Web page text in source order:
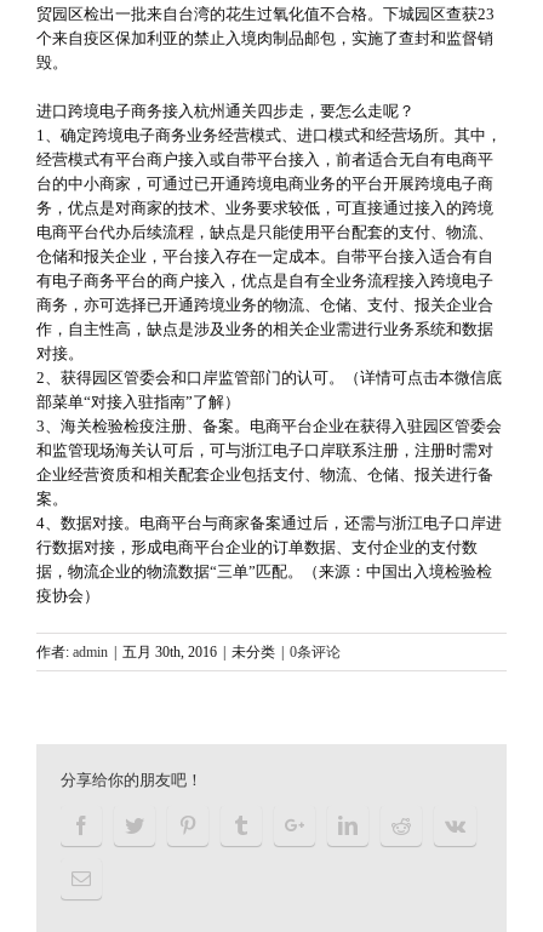
贸园区检出一批来自台湾的花生过氧化值不合格。下城园区查获23
个来自疫区保加利亚的禁止入境肉制品邮包，实施了查封和监督销
毁。
进口跨境电子商务接入杭州通关四步走，要怎么走呢？
1、确定跨境电子商务业务经营模式、进口模式和经营场所。其中，
经营模式有平台商户接入或自带平台接入，前者适合无自有电商平
台的中小商家，可通过已开通跨境电商业务的平台开展跨境电子商
务，优点是对商家的技术、业务要求较低，可直接通过接入的跨境
电商平台代办后续流程，缺点是只能使用平台配套的支付、物流、
仓储和报关企业，平台接入存在一定成本。自带平台接入适合有自
有电子商务平台的商户接入，优点是自有全业务流程接入跨境电子
商务，亦可选择已开通跨境业务的物流、仓储、支付、报关企业合
作，自主性高，缺点是涉及业务的相关企业需进行业务系统和数据
对接。
2、获得园区管委会和口岸监管部门的认可。（详情可点击本微信底
部菜单“对接入驻指南”了解）
3、海关检验检疫注册、备案。电商平台企业在获得入驻园区管委会
和监管现场海关认可后，可与浙江电子口岸联系注册，注册时需对
企业经营资质和相关配套企业包括支付、物流、仓储、报关进行备
案。
4、数据对接。电商平台与商家备案通过后，还需与浙江电子口岸进
行数据对接，形成电商平台企业的订单数据、支付企业的支付数
据，物流企业的物流数据“三单”匹配。（来源：中国出入境检验检
疫协会）
作者: admin 五月 30th, 2016 未分类 0条评论
分享给你的朋友吧！